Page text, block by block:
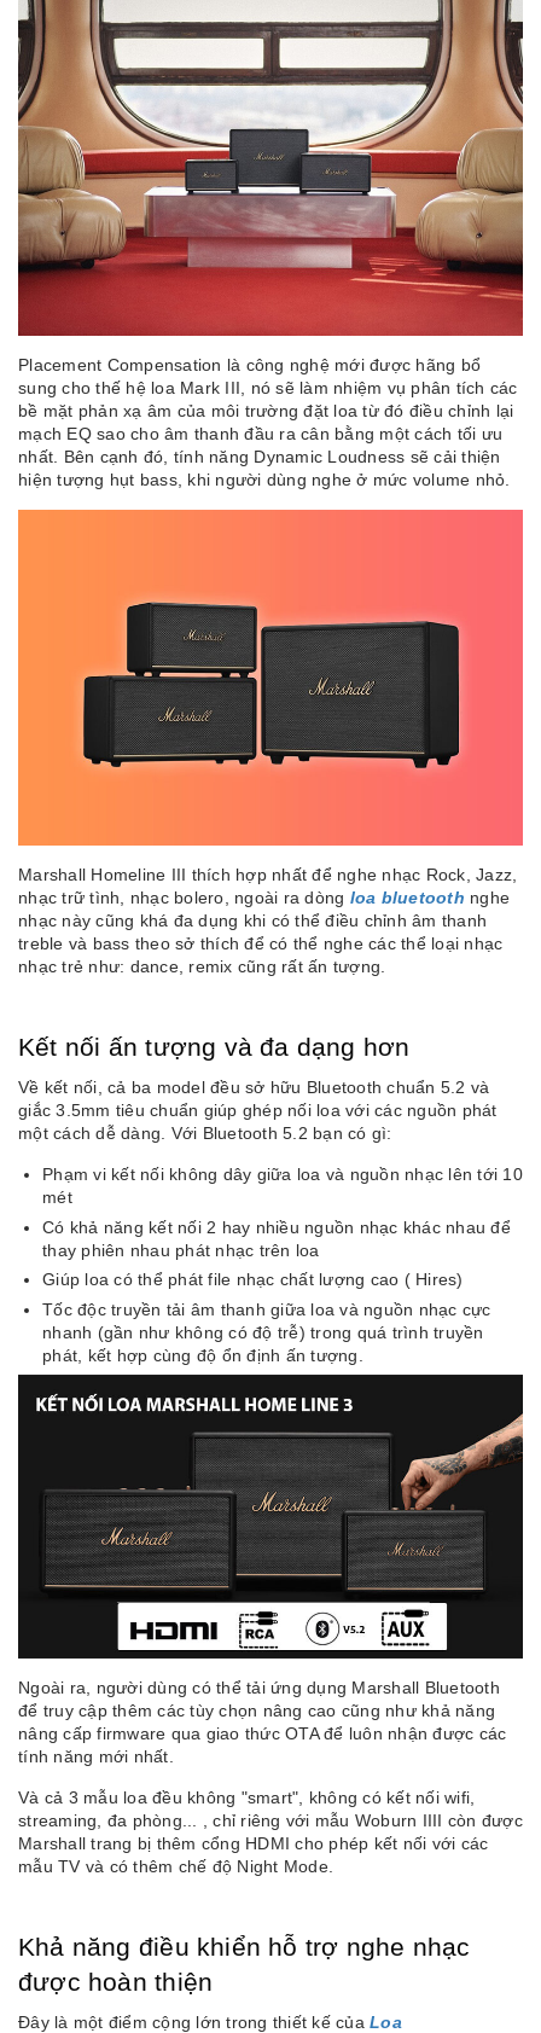
Placement Compensation là công nghệ mới được hãng bổ
sung cho thế hệ loa Mark III, nó sẽ làm nhiệm vụ phân tích các
bề mặt phản xạ âm của môi trường đặt loa từ đó điều chỉnh lại
mạch EQ sao cho âm thanh đầu ra cân bằng một cách tối ưu
nhất. Bên cạnh đó, tính năng Dynamic Loudness sẽ cải thiện
hiện tượng hụt bass, khi người dùng nghe ở mức volume nhỏ.
Marshall Homeline III thích hợp nhất để nghe nhạc Rock, Jazz,
nhạc trữ tình, nhạc bolero, ngoài ra dòng loa bluetooth nghe
nhạc này cũng khá đa dụng khi có thể điều chỉnh âm thanh
treble và bass theo sở thích để có thể nghe các thể loại nhạc
nhạc trẻ như: dance, remix cũng rất ấn tượng.
Kết nối ấn tượng và đa dạng hơn
Về kết nối, cả ba model đều sở hữu Bluetooth chuẩn 5.2 và
giắc 3.5mm tiêu chuẩn giúp ghép nối loa với các nguồn phát
một cách dễ dàng. Với Bluetooth 5.2 bạn có gì:
Phạm vi kết nối không dây giữa loa và nguồn nhạc lên tới 10
mét
Có khả năng kết nối 2 hay nhiều nguồn nhạc khác nhau để
thay phiên nhau phát nhạc trên loa
Giúp loa có thể phát file nhạc chất lượng cao ( Hires)
Tốc độc truyền tải âm thanh giữa loa và nguồn nhạc cực
nhanh (gần như không có độ trễ) trong quá trình truyền
phát, kết hợp cùng độ ổn định ấn tượng.
Ngoài ra, người dùng có thể tải ứng dụng Marshall Bluetooth
để truy cập thêm các tùy chọn nâng cao cũng như khả năng
nâng cấp firmware qua giao thức OTA để luôn nhận được các
tính năng mới nhất.
Và cả 3 mẫu loa đều không "smart", không có kết nối wifi,
streaming, đa phòng... , chỉ riêng với mẫu Woburn IIII còn được
Marshall trang bị thêm cổng HDMI cho phép kết nối với các
mẫu TV và có thêm chế độ Night Mode.
Khả năng điều khiển hỗ trợ nghe nhạc
được hoàn thiện
Đây là một điểm cộng lớn trong thiết kế của Loa